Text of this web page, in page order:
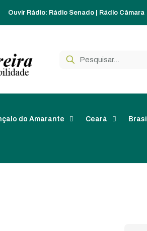
Ouvir Rádio: Rádio Senado Rádio Câmara
do Amarante Ceará Brasil